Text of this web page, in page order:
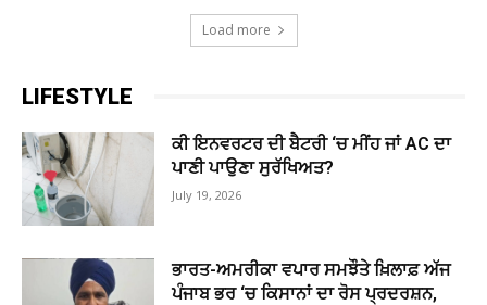
Load more
LIFESTYLE
ਕੀ ਇਨਵਰਟਰ ਦੀ ਬੈਟਰੀ ‘ਚ ਮੀਂਹ ਜਾਂ AC ਦਾ
ਪਾਣੀ ਪਾਉਣਾ ਸੁਰੱਖਿਅਤ?
July 19, 2026
ਭਾਰਤ-ਅਮਰੀਕਾ ਵਪਾਰ ਸਮਝੌਤੇ ਖ਼ਿਲਾਫ਼ ਅੱਜ
ਪੰਜਾਬ ਭਰ ‘ਚ ਕਿਸਾਨਾਂ ਦਾ ਰੋਸ ਪ੍ਰਦਰਸ਼ਨ,